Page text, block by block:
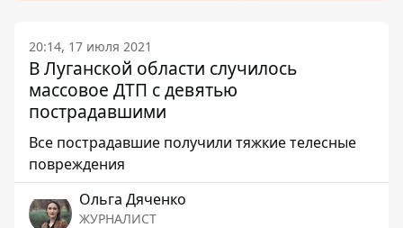
20:14, 17 июля 2021
В Луганской области случилось
массовое ДТП с девятью
пострадавшими
Все пострадавшие получили тяжкие телесные
повреждения
Ольга Дяченко
ЖУРНАЛИСТ